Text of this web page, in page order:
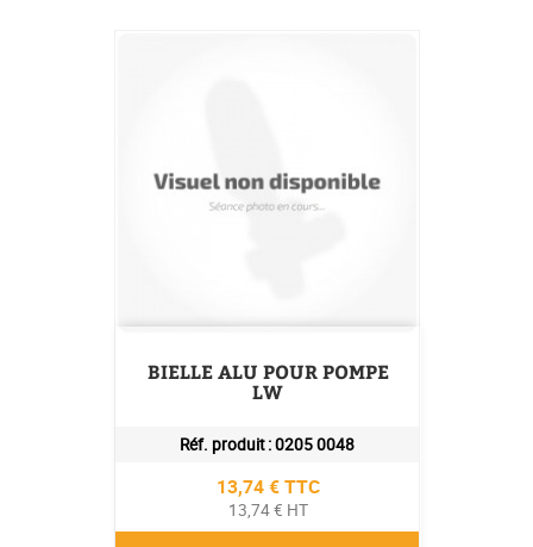
BIELLE ALU POUR POMPE
LW
Réf. produit :0205 0048
Prix
13,74 € TTC
13,74 € HT